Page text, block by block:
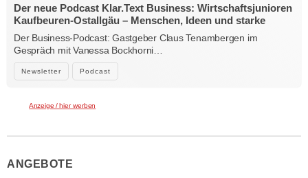
Newsletter Podcast
Der neue Podcast Klar.Text Business: Wirtschaftsjunioren
Kaufbeuren-Ostallgäu – Menschen, Ideen und starke
Verbindungen
Der Business-Podcast: Gastgeber Claus Tenambergen im
Gespräch mit Vanessa Bockhorni…
Anzeige / hier werben
ANGEBOTE